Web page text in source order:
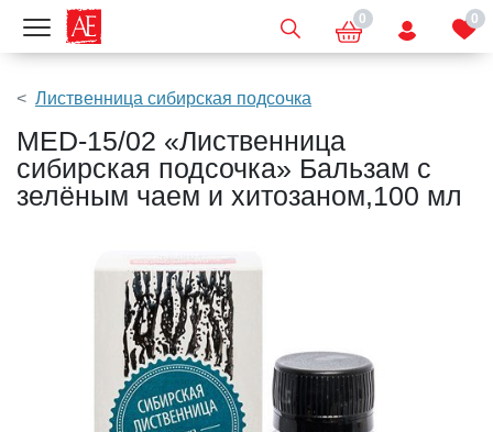
Показать меню 0 0
Лиственница сибирская подсочка
MED-15/02 «Лиственница
сибирская подсочка» Бальзам с
зелёным чаем и хитозаном,100 мл